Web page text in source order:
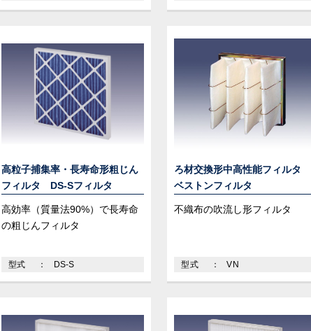
高粒子捕集率・長寿命形粗じん
フィルタ DS-Sフィルタ
高効率（質量法90%）で長寿命
の粗じんフィルタ
型式 DS-S
ろ材交換形中高性能フィルタ
ベストンフィルタ
不織布の吹流し形フィルタ
型式 VN